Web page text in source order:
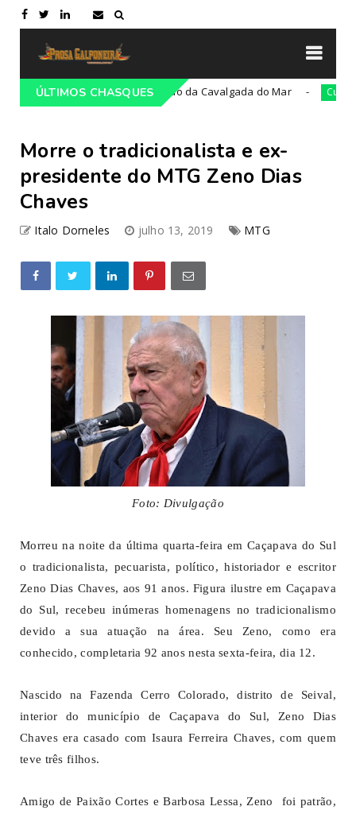
ÚLTIMOS CHASQUES
Campeiro 36ª edição da Cavalgada do Mar Cultura
Morre o tradicionalista e ex-
presidente do MTG Zeno Dias
Chaves
Italo Dorneles julho 13, 2019 MTG
Foto: Divulgação
Morreu na noite da última quarta-feira em Caçapava do Sul
o tradicionalista, pecuarista, político, historiador e escritor
Zeno Dias Chaves, aos 91 anos. Figura ilustre em Caçapava
do Sul, recebeu inúmeras homenagens no tradicionalismo
devido a sua atuação na área. Seu Zeno, como era
conhecido, completaria 92 anos nesta sexta-feira, dia 12.
Nascido na Fazenda Cerro Colorado, distrito de Seival,
interior do município de Caçapava do Sul, Zeno Dias
Chaves era casado com Isaura Ferreira Chaves, com quem
teve três filhos.
Amigo de Paixão Cortes e Barbosa Lessa, Zeno foi patrão,